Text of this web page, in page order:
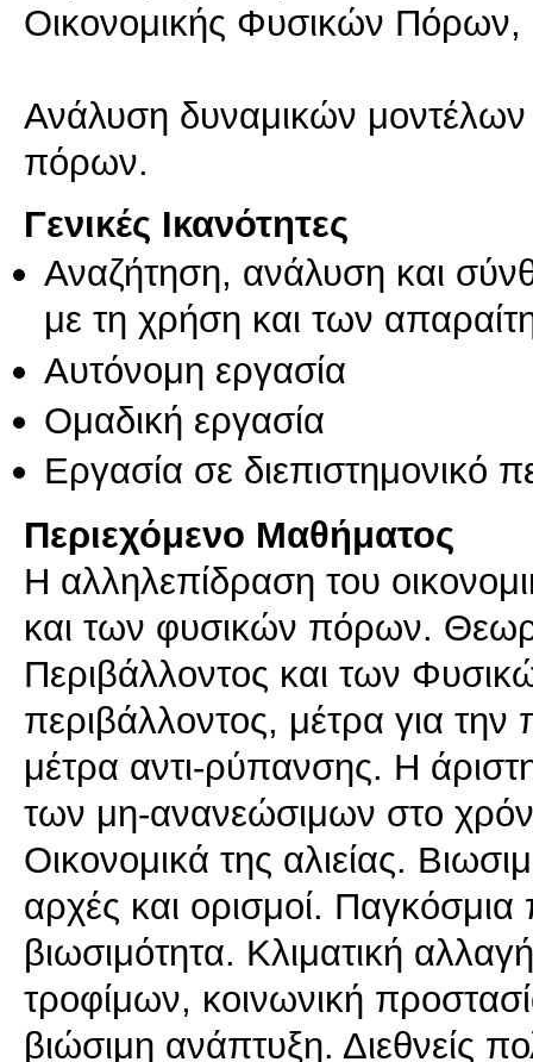
Οικονομικής Φυσικών Πόρων,
Ανάλυση δυναμικών μοντέλων
πόρων.
Γενικές Ικανότητες
Αναζήτηση, ανάλυση και
με τη χρήση και των
Αυτόνομη εργασία
Ομαδική εργασία
Εργασία σε διεπιστημονικό
Περιεχόμενο Μαθήματος
Η αλληλεπίδραση του
και των φυσικών πόρων.
Περιβάλλοντος και των
περιβάλλοντος, μέτρα για την
μέτρα αντι-ρύπανσης. Η
των μη-ανανεώσιμων στο
Οικονομικά της αλιείας.
αρχές και ορισμοί. Παγκόσμια
βιωσιμότητα. Κλιματική
τροφίμων, κοινωνική
βιώσιμη ανάπτυξη. Διεθνείς